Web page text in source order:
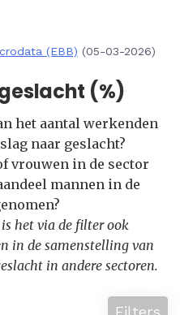
(EBB) (05-03-2026)
(%)
het aantal werkenden
naar geslacht?
vrouwen in de sector
mannen in de
het via de filter ook
in de samenstelling van
in andere sectoren.
Filters